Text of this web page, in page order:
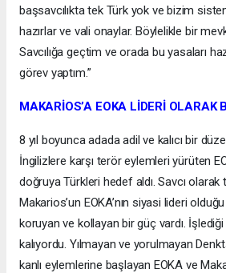
başsavcılıkta tek Türk yok ve bizim
hazırlar ve vali onaylar. Böylelikle bir
Savcılığa geçtim ve orada bu yasaları
görev yaptım.”
MAKARİOS’A EOKA LİDERİ OLARAK
8 yıl boyunca adada adil ve kalıcı bir
İngilizlere karşı terör eylemleri yürüten
doğruya Türkleri hedef aldı. Savcı olarak
Makarios’un EOKA’nın siyasi lideri
koruyan ve kollayan bir güç vardı.
kalıyordu. Yılmayan ve yorulmayan
kanlı eylemlerine başlayan EOKA ve